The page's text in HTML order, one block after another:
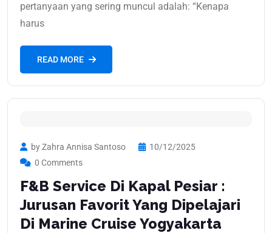
pertanyaan yang sering muncul adalah: “Kenapa
harus
READ MORE
by Zahra Annisa Santoso
10/12/2025
0 Comments
F&B Service Di Kapal Pesiar :
Jurusan Favorit Yang Dipelajari
Di Marine Cruise Yogyakarta